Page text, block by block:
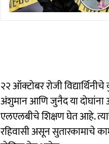
२२ ऑक्टोबर रोजी
अंशुमान आणि जुनैद या दोघांना
एलएलबीचे शिक्षण घेत आहे.
रहिवासी असून सुतारकामाचे